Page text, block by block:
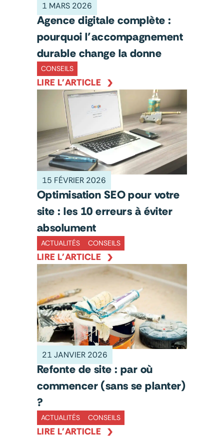
1 MARS 2026
Agence digitale complète :
pourquoi l’accompagnement
durable change la donne
CONSEILS
LIRE L'ARTICLE
15 FÉVRIER 2026
Optimisation SEO pour votre
site : les 10 erreurs à éviter
absolument
ACTUALITÉS CONSEILS
LIRE L'ARTICLE
21 JANVIER 2026
Refonte de site : par où
commencer (sans se planter)
?
ACTUALITÉS CONSEILS
LIRE L'ARTICLE